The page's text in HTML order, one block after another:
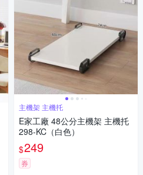
主機架 主機托
E家工廠 48公分主機架 主機托
298-KC（白色）
$249
券